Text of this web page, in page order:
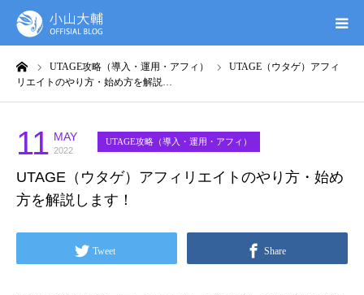
UTAGE攻略（導入・運用・アフィ）
UTAGE（ウタゲ）アフィ
リエイトのやり方・始め方を解説…
11 MAY
2022
UTAGE攻略（導入・運用・アフィ）
UTAGE（ウタゲ）アフィリエイトのやり方・始め
方を解説します！
Tweet Share
UTAGE(ウタゲ)
無料ガイドブック
オンシク本